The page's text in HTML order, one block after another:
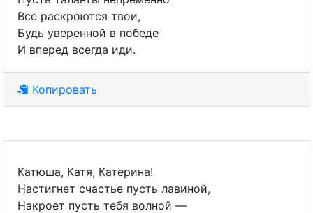
Все раскроются твои,
Будь уверенной в победе
И вперед всегда иди.
Копировать
Катюша, Катя, Катерина!
Настигнет счастье пусть лавиной,
Накроет пусть тебя волной —